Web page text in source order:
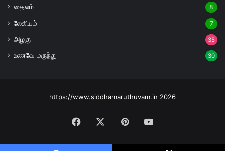
தைலம் 8
லேகியம் 7
அழகு 35
உணவே மருந்து 30
https://www.siddhamaruthuvam.in 2026
Facebook Pinterest